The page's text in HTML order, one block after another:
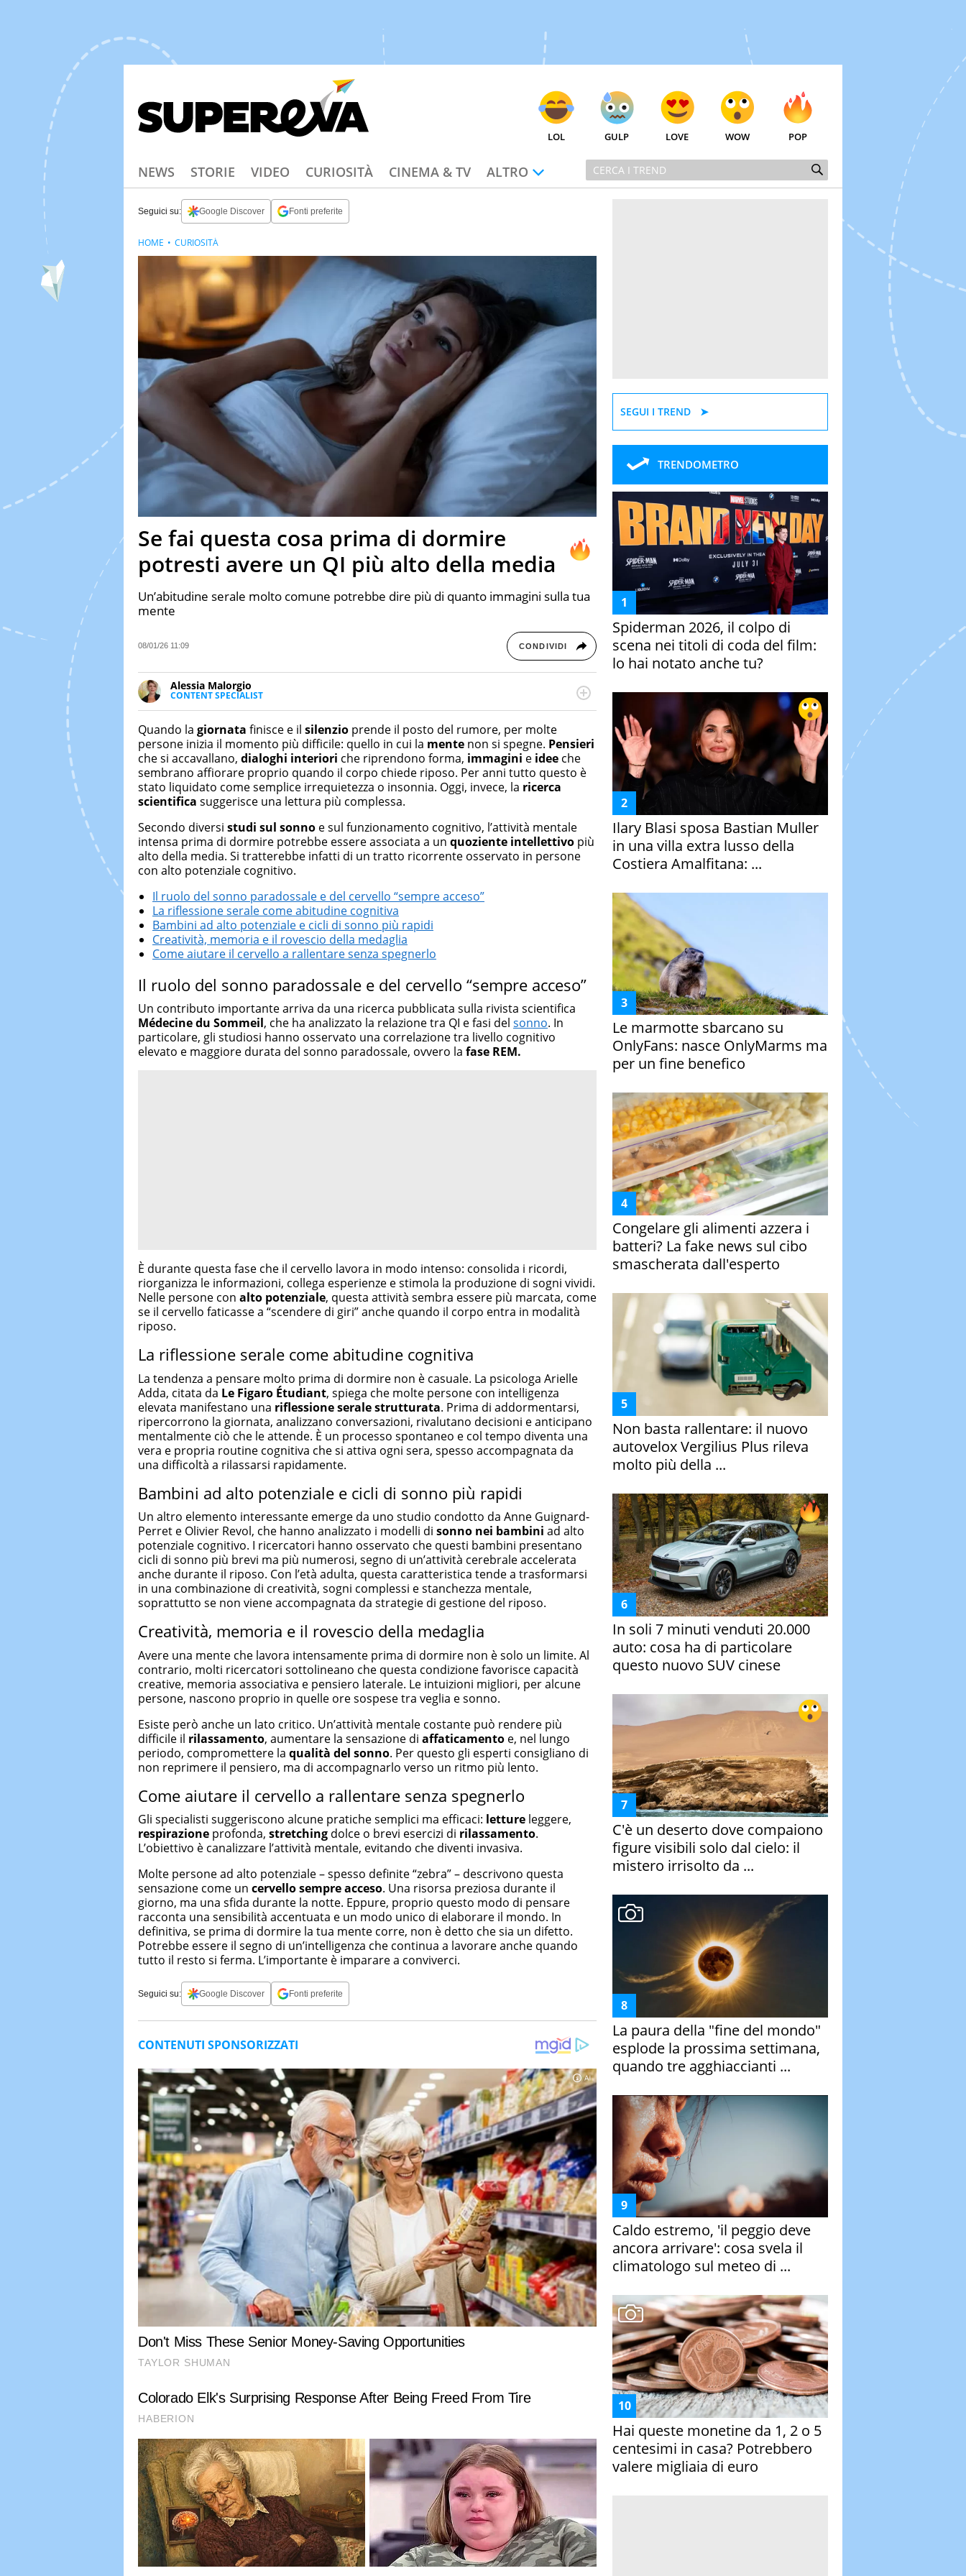
LOL GULP LOVE WOW POP
NEWS STORIE VIDEO CURIOSITÀ CINEMA & TV ALTRO
Seguici su: Google Discover Fonti preferite
Se fai questa cosa prima di dormire
potresti avere un QI più alto della media
Un’abitudine serale molto comune potrebbe dire più di quanto immagini sulla tua
mente
08/01/26 11:09 CONDIVIDI
Alessia Malorgio
CONTENT SPECIALIST
Ha conseguito un Master in Marketing Management e Google Digital Training su
di strategie marketing attraverso canali digitali.
HOME CURIOSITÀ
Quando la giornata finisce e il silenzio prende il posto del rumore, per molte
persone inizia il momento più difficile: quello in cui la mente non si spegne. Pensieri
che si accavallano, dialoghi interiori che riprendono forma, immagini e idee che
sembrano affiorare proprio quando il corpo chiede riposo. Per anni tutto questo è
stato liquidato come semplice irrequietezza o insonnia. Oggi, invece, la ricerca
scientifica suggerisce una lettura più complessa.
Secondo diversi studi sul sonno e sul funzionamento cognitivo, l’attività mentale
intensa prima di dormire potrebbe essere associata a un quoziente intellettivo più
alto della media. Si tratterebbe infatti di un tratto ricorrente osservato in persone
con alto potenziale cognitivo.
Il ruolo del sonno paradossale e del cervello “sempre acceso”
La riflessione serale come abitudine cognitiva
Bambini ad alto potenziale e cicli di sonno più rapidi
Creatività, memoria e il rovescio della medaglia
Come aiutare il cervello a rallentare senza spegnerlo
Il ruolo del sonno paradossale e del cervello “sempre acceso”
Un contributo importante arriva da una ricerca pubblicata sulla rivista scientifica
Médecine du Sommeil, che ha analizzato la relazione tra QI e fasi del sonno. In
particolare, gli studiosi hanno osservato una correlazione tra livello cognitivo
elevato e maggiore durata del sonno paradossale, ovvero la fase REM.
È durante questa fase che il cervello lavora in modo intenso: consolida i ricordi,
riorganizza le informazioni, collega esperienze e stimola la produzione di sogni vividi.
Nelle persone con alto potenziale, questa attività sembra essere più marcata, come
se il cervello faticasse a “scendere di giri” anche quando il corpo entra in modalità
riposo.
La riflessione serale come abitudine cognitiva
La tendenza a pensare molto prima di dormire non è casuale. La psicologa Arielle
Adda, citata da Le Figaro Étudiant, spiega che molte persone con intelligenza
elevata manifestano una riflessione serale strutturata. Prima di addormentarsi,
ripercorrono la giornata, analizzano conversazioni, rivalutano decisioni e anticipano
mentalmente ciò che le attende. È un processo spontaneo e col tempo diventa una
vera e propria routine cognitiva che si attiva ogni sera, spesso accompagnata da
una difficoltà a rilassarsi rapidamente.
Bambini ad alto potenziale e cicli di sonno più rapidi
Un altro elemento interessante emerge da uno studio condotto da Anne Guignard-
Perret e Olivier Revol, che hanno analizzato i modelli di sonno nei bambini ad alto
potenziale cognitivo. I ricercatori hanno osservato che questi bambini presentano
cicli di sonno più brevi ma più numerosi, segno di un’attività cerebrale accelerata
anche durante il riposo. Con l’età adulta, questa caratteristica tende a trasformarsi
in una combinazione di creatività, sogni complessi e stanchezza mentale,
soprattutto se non viene accompagnata da strategie di gestione del riposo.
Creatività, memoria e il rovescio della medaglia
Avere una mente che lavora intensamente prima di dormire non è solo un limite. Al
contrario, molti ricercatori sottolineano che questa condizione favorisce capacità
creative, memoria associativa e pensiero laterale. Le intuizioni migliori, per alcune
persone, nascono proprio in quelle ore sospese tra veglia e sonno.
Esiste però anche un lato critico. Un’attività mentale costante può rendere più
difficile il rilassamento, aumentare la sensazione di affaticamento e, nel lungo
periodo, compromettere la qualità del sonno. Per questo gli esperti consigliano di
non reprimere il pensiero, ma di accompagnarlo verso un ritmo più lento.
Come aiutare il cervello a rallentare senza spegnerlo
Gli specialisti suggeriscono alcune pratiche semplici ma efficaci: letture leggere,
respirazione profonda, stretching dolce o brevi esercizi di rilassamento.
L’obiettivo è canalizzare l’attività mentale, evitando che diventi invasiva.
Molte persone ad alto potenziale – spesso definite “zebra” – descrivono questa
sensazione come un cervello sempre acceso. Una risorsa preziosa durante il
giorno, ma una sfida durante la notte. Eppure, proprio questo modo di pensare
racconta una sensibilità accentuata e un modo unico di elaborare il mondo. In
definitiva, se prima di dormire la tua mente corre, non è detto che sia un difetto.
Potrebbe essere il segno di un’intelligenza che continua a lavorare anche quando
tutto il resto si ferma. L’importante è imparare a conviverci.
Seguici su: Google Discover Fonti preferite
SEGUI I TREND
TRENDOMETRO
Spiderman 2026, il colpo di
scena nei titoli di coda del film:
lo hai notato anche tu?
Ilary Blasi sposa Bastian Muller
in una villa extra lusso della
Costiera Amalfitana: ...
Le marmotte sbarcano su
OnlyFans: nasce OnlyMarms ma
per un fine benefico
Congelare gli alimenti azzera i
batteri? La fake news sul cibo
smascherata dall'esperto
Non basta rallentare: il nuovo
autovelox Vergilius Plus rileva
molto più della ...
In soli 7 minuti venduti 20.000
auto: cosa ha di particolare
questo nuovo SUV cinese
C'è un deserto dove compaiono
figure visibili solo dal cielo: il
mistero irrisolto da ...
La paura della "fine del mondo"
esplode la prossima settimana,
quando tre agghiaccianti ...
Caldo estremo, 'il peggio deve
ancora arrivare': cosa svela il
climatologo sul meteo di ...
Hai queste monetine da 1, 2 o 5
centesimi in casa? Potrebbero
valere migliaia di euro